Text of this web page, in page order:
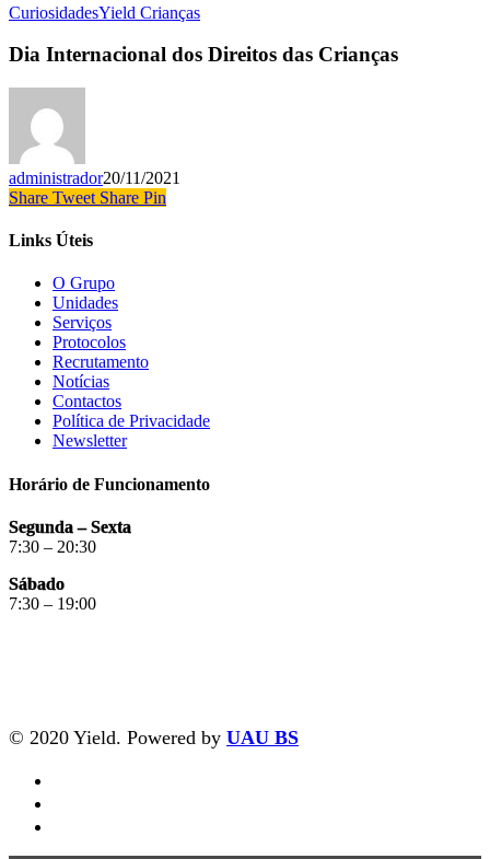
CuriosidadesYield Crianças
Dia Internacional dos Direitos das Crianças
administrador20/11/2021
Share Tweet Share Pin
Links Úteis
O Grupo
Unidades
Serviços
Protocolos
Recrutamento
Notícias
Contactos
Política de Privacidade
Newsletter
Horário de Funcionamento
Segunda – Sexta
7:30 – 20:30
Sábado
7:30 – 19:00
© 2020 Yield. Powered by UAU BS